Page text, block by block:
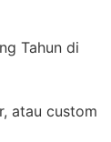
Tahun di
atau custom